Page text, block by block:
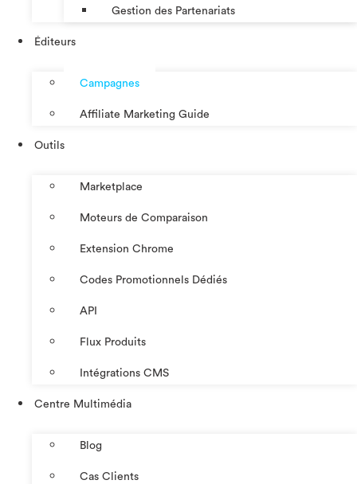
Gestion des Partenariats
Éditeurs
Campagnes
Affiliate Marketing Guide
Outils
Marketplace
Moteurs de Comparaison
Extension Chrome
Codes Promotionnels Dédiés
API
Flux Produits
Intégrations CMS
Centre Multimédia
Blog
Cas Clients